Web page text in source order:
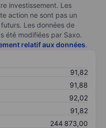
investissement. Les
action ne sont pas un
Les données de
été modifiées par Saxo.
relatif aux données.
91,82
91,88
92,02
91,82
244 873,00